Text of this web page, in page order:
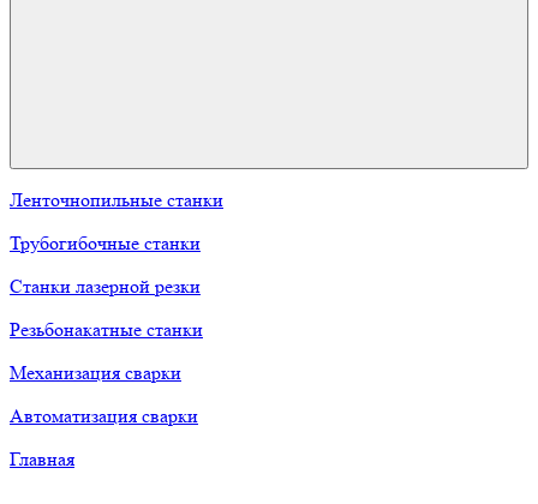
Ленточнопильные станки
Трубогибочные станки
Станки лазерной резки
Резьбонакатные станки
Механизация сварки
Автоматизация сварки
Главная